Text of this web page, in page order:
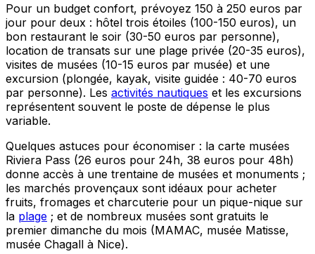
Pour un budget confort, prévoyez 150 à 250 euros par
jour pour deux : hôtel trois étoiles (100-150 euros), un
bon restaurant le soir (30-50 euros par personne),
location de transats sur une plage privée (20-35 euros),
visites de musées (10-15 euros par musée) et une
excursion (plongée, kayak, visite guidée : 40-70 euros
par personne). Les activités nautiques et les excursions
représentent souvent le poste de dépense le plus
variable.
Quelques astuces pour économiser : la carte musées
Riviera Pass (26 euros pour 24h, 38 euros pour 48h)
donne accès à une trentaine de musées et monuments ;
les marchés provençaux sont idéaux pour acheter
fruits, fromages et charcuterie pour un pique-nique sur
la plage ; et de nombreux musées sont gratuits le
premier dimanche du mois (MAMAC, musée Matisse,
musée Chagall à Nice).